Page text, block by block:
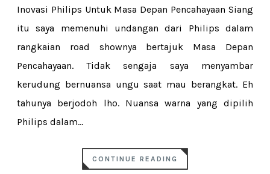
Inovasi Philips Untuk Masa Depan Pencahayaan Siang
itu saya memenuhi undangan dari Philips dalam
rangkaian road shownya bertajuk Masa Depan
Pencahayaan. Tidak sengaja saya menyambar
kerudung bernuansa ungu saat mau berangkat. Eh
tahunya berjodoh lho. Nuansa warna yang dipilih
Philips dalam...
CONTINUE READING